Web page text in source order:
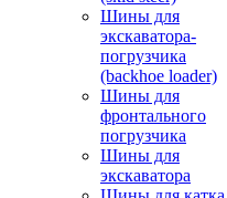
Шины для
экскаватора-
погрузчика
(backhoe loader)
Шины для
фронтального
погрузчика
Шины для
экскаватора